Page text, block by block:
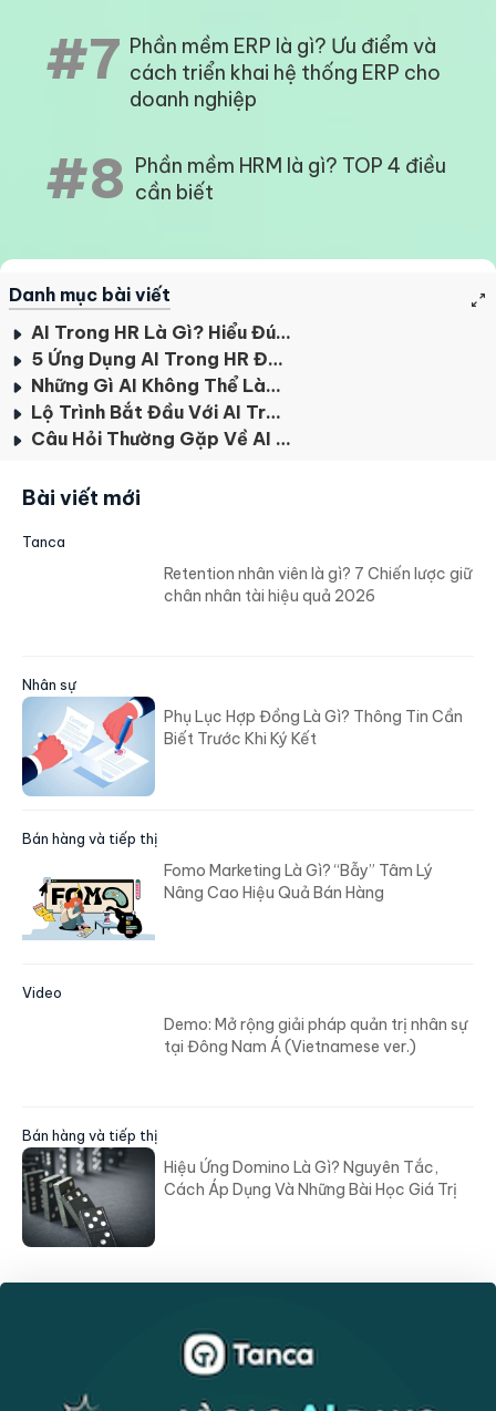
#7 Phần mềm ERP là gì? Ưu điểm và
cách triển khai hệ thống ERP cho
doanh nghiệp
#8 Phần mềm HRM là gì? TOP 4 điều
cần biết
Danh mục bài viết
AI Trong HR Là Gì? Hiểu Đúng Trước Khi Ứng Dụng
5 Ứng Dụng AI Trong HR Đang Tạo Ra Tác Động Thực Tế
Những Gì AI Không Thể Làm Trong HR
Lộ Trình Bắt Đầu Với AI Trong HR: Từng Bước Cho SME
Câu Hỏi Thường Gặp Về AI Trong HR
Bài viết mới
Tanca
Retention nhân viên là gì? 7 Chiến lược giữ
chân nhân tài hiệu quả 2026
Nhân sự
Phụ Lục Hợp Đồng Là Gì? Thông Tin Cần
Biết Trước Khi Ký Kết
Bán hàng và tiếp thị
Fomo Marketing Là Gì? “Bẫy” Tâm Lý
Nâng Cao Hiệu Quả Bán Hàng
Video
Demo: Mở rộng giải pháp quản trị nhân sự
tại Đông Nam Á (Vietnamese ver.)
Bán hàng và tiếp thị
Hiệu Ứng Domino Là Gì? Nguyên Tắc,
Cách Áp Dụng Và Những Bài Học Giá Trị